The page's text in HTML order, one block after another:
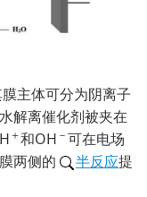
主体可分为阴离子
解离催化剂被夹在
＋和OH －可在电场
两侧的
半反应提